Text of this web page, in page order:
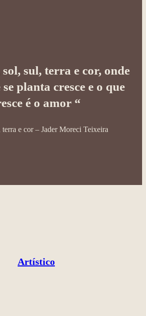
sul, terra e cor, onde
planta cresce e o que
é o amor “
e cor – Jader Moreci Teixeira
Artístico